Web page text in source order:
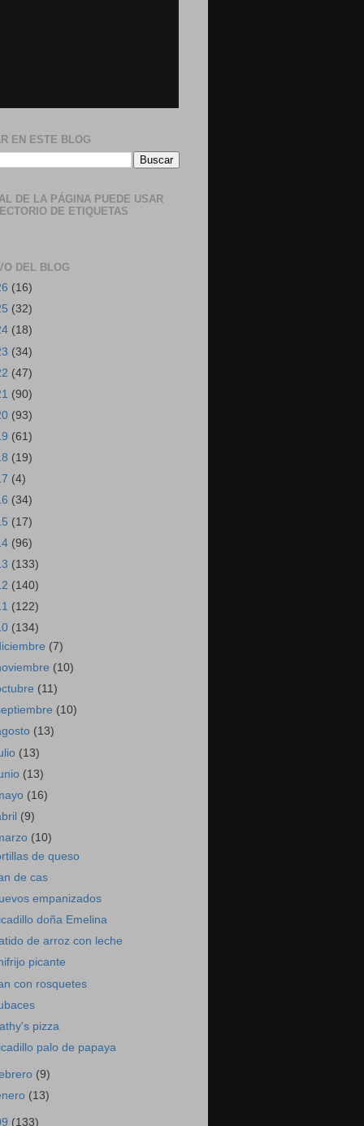
EN ESTE BLOG
DE LA PÁGINA PUEDE USAR
DE ETIQUETAS
DEL BLOG
(16)
(32)
(18)
(34)
(47)
(90)
(93)
(61)
(19)
(4)
(34)
(17)
(96)
(133)
(140)
(122)
(134)
(7)
(10)
(11)
(10)
(13)
(13)
(13)
(16)
(9)
(10)
de queso
de cas
empanizados
doña Emelina
de arroz con leche
picante
con rosquetes
pizza
palo de papaya
(9)
(13)
(133)